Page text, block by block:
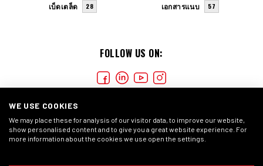
FOLLOW US ON:
เบ็ดเตล็ด 28 เอกสารแนบ 57
WE USE COOKIES
We may place these for analysis of our visitor data, to improve our website,
show personalised content and to give you a great website experience. For
more information about the cookies we use open the settings.